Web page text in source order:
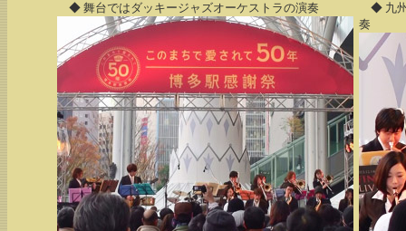
◆ 舞台ではダッキージャズオーケストラの演奏
◆ 九州
奏